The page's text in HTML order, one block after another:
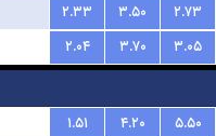
۲.۳۳ ۳.۵۰
۲.۷۳
۲.۰۴ ۳.۷۰
۳.۰۵
۱.۵۱ ۴.۲۰
۵.۵۰